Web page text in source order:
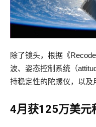
除了镜头，根据《
波、姿态控制系统（
持稳定性的陀螺仪，以及
4月获125万美元